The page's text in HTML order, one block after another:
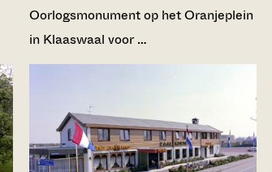
Oorlogsmonument op het Oranjeplein
in Klaaswaal voor …